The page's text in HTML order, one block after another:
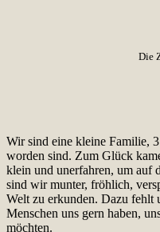
Die
Wir sind eine kleine Familie,
worden sind. Zum Glück
klein und unerfahren, um auf
sind wir munter, fröhlich,
Welt zu erkunden. Dazu fehlt
Menschen uns gern haben,
möchten.